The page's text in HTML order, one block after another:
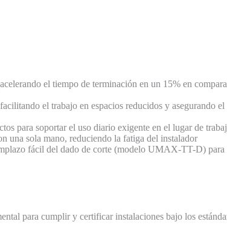
el tiempo de terminación en un 15% en
el trabajo en espacios reducidos y asegurando
para soportar el uso diario exigente en el lugar de
una sola mano, reduciendo la fatiga del instalador
fácil del dado de corte (modelo UMAX-TT-D) para
para cumplir y certificar instalaciones bajo los